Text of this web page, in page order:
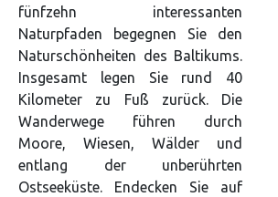
fünfzehn interessanten
Naturpfaden begegnen Sie den
Naturschönheiten des Baltikums.
Insgesamt legen Sie rund 40
Kilometer zu Fuß zurück. Die
Wanderwege führen durch
Moore, Wiesen, Wälder und
entlang der unberührten
Ostseeküste. Endecken Sie auf